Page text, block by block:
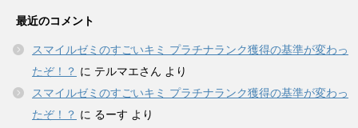
最近のコメント
スマイルゼミのすごいキミ プラチナランク獲得の基準が変わっ
たぞ！？ に テルマエさん より
スマイルゼミのすごいキミ プラチナランク獲得の基準が変わっ
たぞ！？ に るーす より